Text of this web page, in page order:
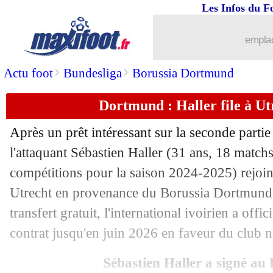
Actu foot> Bundesliga> Borussia Dortmund
Les Infos du
Dortmund : Haller file à
Après un prêt intéressant sur la seconde
l'attaquant Sébastien Haller (31 ans, 18
compétitions pour la saison 2024-2025)
Utrecht en provenance du Borussia
transfert gratuit, l'international ivoirien a
contrat jusqu'en juin 2026 en faveur du club
Sébastien Haller a signé
Man Utd : Amorim fier de son équipe
18/08 Monaco: Zakaria, un obstacle pour
: prix fixé pour Ederson
18/08 Lorient: Kalulu part à l'Aris
18/08 Naples: coup dur pour Lukaku
18/08 Palace : Eze, la mise au point de
18/08 Monaco: Dortmund surveille aussi
: Luis Enrique chambre